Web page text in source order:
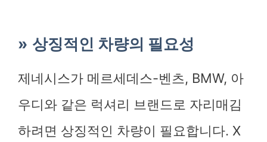
상징적인 차량의 필요성
제네시스가 메르세데스-벤츠, BMW, 아
우디와 같은 럭셔리 브랜드로 자리매김
하려면 상징적인 차량이 필요합니다. X